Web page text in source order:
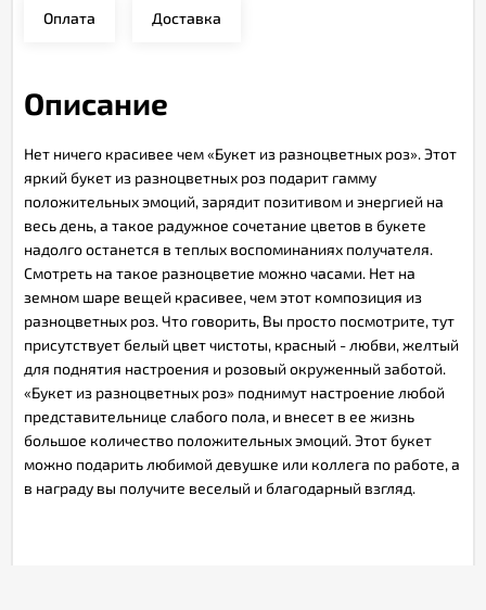
Оплата Доставка
Описание
Нет ничего красивее чем «Букет из разноцветных роз». Этот
яркий букет из разноцветных роз подарит гамму
положительных эмоций, зарядит позитивом и энергией на
весь день, а такое радужное сочетание цветов в букете
надолго останется в теплых воспоминаниях получателя.
Смотреть на такое разноцветие можно часами. Нет на
земном шаре вещей красивее, чем этот композиция из
разноцветных роз. Что говорить, Вы просто посмотрите, тут
присутствует белый цвет чистоты, красный - любви, желтый
для поднятия настроения и розовый окруженный заботой.
«Букет из разноцветных роз» поднимут настроение любой
представительнице слабого пола, и внесет в ее жизнь
большое количество положительных эмоций. Этот букет
можно подарить любимой девушке или коллега по работе, а
в награду вы получите веселый и благодарный взгляд.